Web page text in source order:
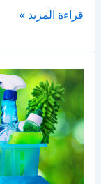
اهم
منزلك
قراءة المزيد »